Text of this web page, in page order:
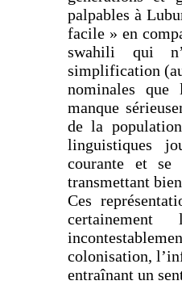
palpables à
facile » en
swahili qui
simplification
nominales que
manque
de la
linguistiques
courante et se
transmettant
Ces
colonisation,
entraînant un